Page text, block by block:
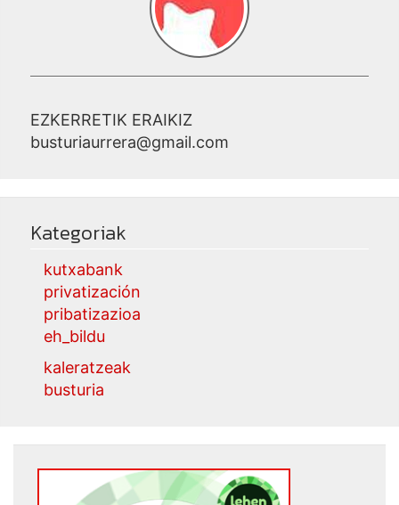
EZKERRETIK ERAIKIZ
busturiaurrera@gmail.com
Kategoriak
kutxabank
privatización
pribatizazioa
eh_bildu
kaleratzeak
busturia